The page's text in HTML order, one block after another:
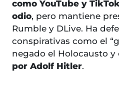
como YouTube y
odio, pero mantiene
Rumble y DLive. Ha
conspirativas como el
negado el Holocausto y
por Adolf Hitler.